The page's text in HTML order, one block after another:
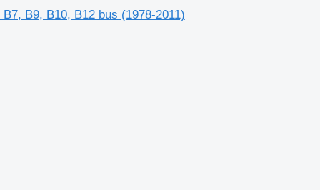
B9, B10, B12 bus (1978-2011)